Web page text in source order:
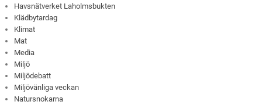
Havsnätverket Laholmsbukten
Klädbytardag
Klimat
Mat
Media
Miljö
Miljödebatt
Miljövänliga veckan
Natursnokarna